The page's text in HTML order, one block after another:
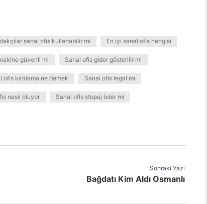
sanal ofis kullanabilir mi En iyi sanal ofis hangisi
güvenli mi Sanal ofis gider gösterilir mi
ofis kiralama ne demek Sanal ofis legal mi
nasıl oluyor Sanal ofis stopaj öder mi
Sonraki Yazı
Bağdatı Kim Aldı Osmanlı